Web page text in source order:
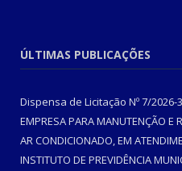
ÚLTIMAS PUBLICAÇÕES
Dispensa de Licitação Nº 7/2026-
EMPRESA PARA MANUTENÇÃO E
AR CONDICIONADO, EM
INSTITUTO DE PREVIDÊNCIA